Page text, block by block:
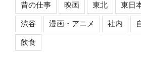
昔の仕事 映画 東北 東日
渋谷 漫画・アニメ 社内
飲食